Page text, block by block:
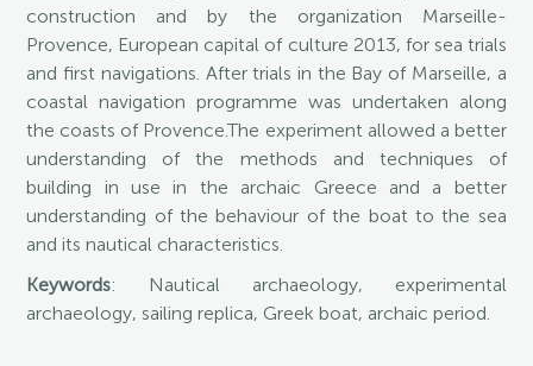
construction and by the organization Marseille-
Provence, European capital of culture 2013, for sea trials
and first navigations. After trials in the Bay of Marseille, a
coastal navigation programme was undertaken along
the coasts of Provence.The experiment allowed a better
understanding of the methods and techniques of
building in use in the archaic Greece and a better
understanding of the behaviour of the boat to the sea
and its nautical characteristics.
Keywords: Nautical archaeology, experimental
archaeology, sailing replica, Greek boat, archaic period.